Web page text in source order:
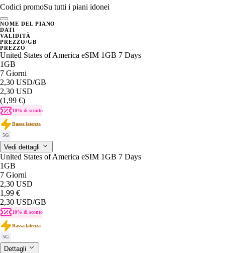
Codici promoSu tutti i piani idonei
NOME DEL PIANO
DATI
VALIDITÀ
PREZZO/GB
PREZZO
United States of America eSIM 1GB 7 Days
1GB
7 Giorni
2,30 USD/GB
2,30 USD
(1,99 €)
10% di sconto
Bassa latenza
5G
Vedi dettagli
United States of America eSIM 1GB 7 Days
1GB
7 Giorni
2,30 USD
1,99 €
2,30 USD/GB
10% di sconto
Bassa latenza
5G
Dettagli